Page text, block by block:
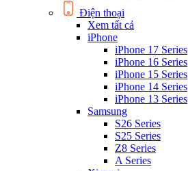
Điện thoại
Xem tất cả
iPhone
iPhone 17 Series
iPhone 16 Series
iPhone 15 Series
iPhone 14 Series
iPhone 13 Series
Samsung
S26 Series
S25 Series
Z8 Series
A Series